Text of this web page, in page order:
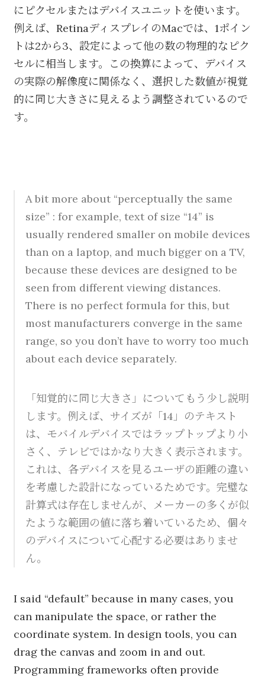
にピクセルまたはデバイスユニットを使います。
例えば、RetinaディスプレイのMacでは、1ポイン
トは2から3、設定によって他の数の物理的なピク
セルに相当します。この換算によって、デバイス
の実際の解像度に関係なく、選択した数値が視覚
的に同じ大きさに見えるよう調整されているので
す。
A bit more about “perceptually the same
size” : for example, text of size “14” is
usually rendered smaller on mobile devices
than on a laptop, and much bigger on a TV,
because these devices are designed to be
seen from different viewing distances.
There is no perfect formula for this, but
most manufacturers converge in the same
range, so you don’t have to worry too much
about each device separately.
「知覚的に同じ大きさ」についてもう少し説明
します。例えば、サイズが「14」のテキスト
は、モバイルデバイスではラップトップより小
さく、テレビではかなり大きく表示されます。
これは、各デバイスを見るユーザの距離の違い
を考慮した設計になっているためです。完璧な
計算式は存在しませんが、メーカーの多くが似
たような範囲の値に落ち着いているため、個々
のデバイスについて心配する必要はありませ
ん。
I said “default” because in many cases, you
can manipulate the space, or rather the
coordinate system. In design tools, you can
drag the canvas and zoom in and out.
Programming frameworks often provide